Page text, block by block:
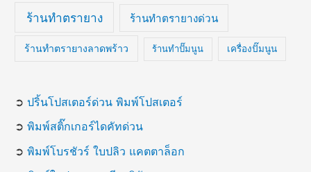
ร้านทำตรายาง ร้านทำตรายางด่วน
ร้านทำตรายางลาดพร้าว ร้านทำปั๊มนูน เครื่องปั๊มนูน
➲ปริ้นโปสเตอร์ด่วน พิมพ์โปสเตอร์
➲พิมพ์สติ๊กเกอร์ไดคัทด่วน
➲พิมพ์โบรชัวร์ ใบปลิว แคตตาล็อก